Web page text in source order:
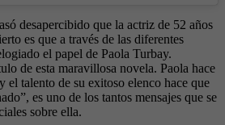
desapercibido que la actriz de 52 años
es que a través de las diferentes
el papel de Paola Turbay.
de esta maravillosa novela. Paola hace
el talento de su exitoso elenco hace que
es uno de los tantos mensajes que se
sobre ella.